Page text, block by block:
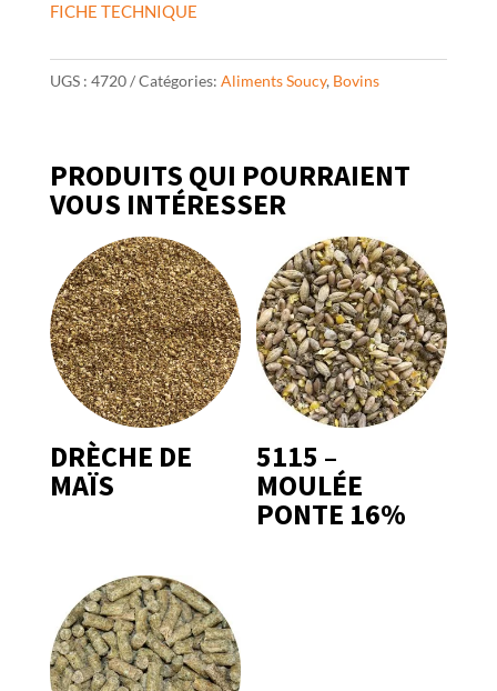
FICHE TECHNIQUE
UGS : 4720 Catégories: Aliments Soucy, Bovins
PRODUITS QUI POURRAIENT
VOUS INTÉRESSER
DRÈCHE DE
MAÏS
5115 –
MOULÉE
PONTE 16%